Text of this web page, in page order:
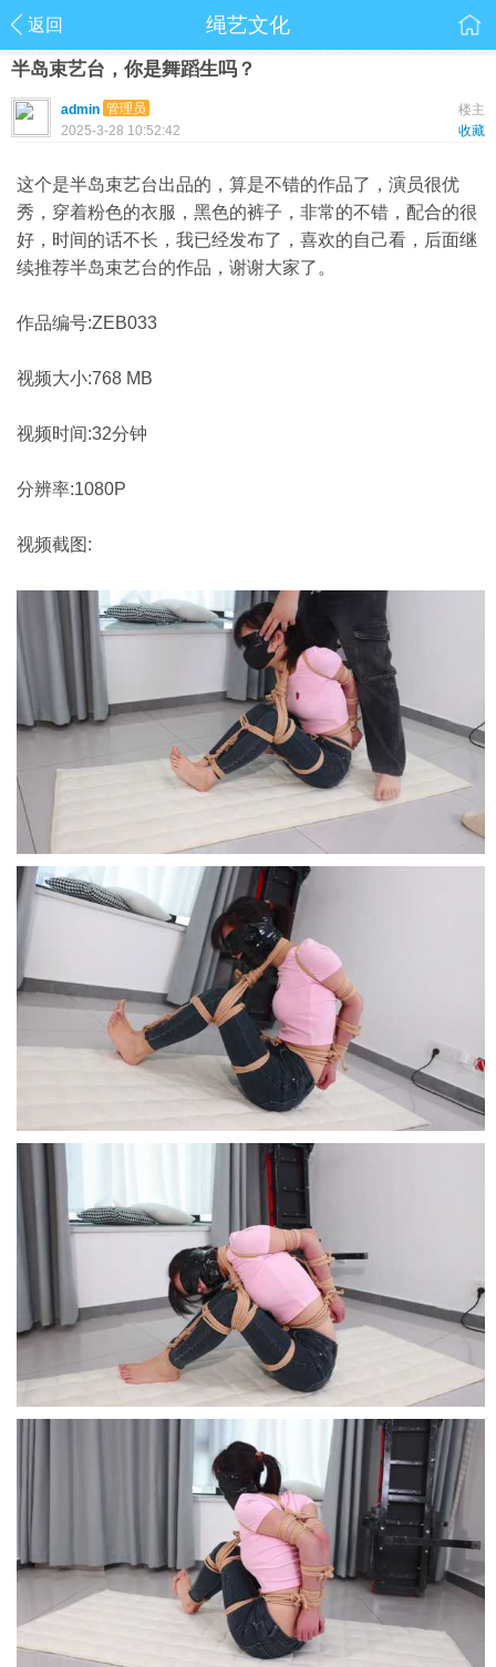
返回 绳艺文化
半岛束艺台，你是舞蹈生吗？
楼主
admin 管理员
收藏
2025-3-28 10:52:42
这个是半岛束艺台出品的，算是不错的作品了，演员很优
秀，穿着粉色的衣服，黑色的裤子，非常的不错，配合的很
好，时间的话不长，我已经发布了，喜欢的自己看，后面继
续推荐半岛束艺台的作品，谢谢大家了。
作品编号:ZEB033
视频大小:768 MB
视频时间:32分钟
分辨率:1080P
视频截图: